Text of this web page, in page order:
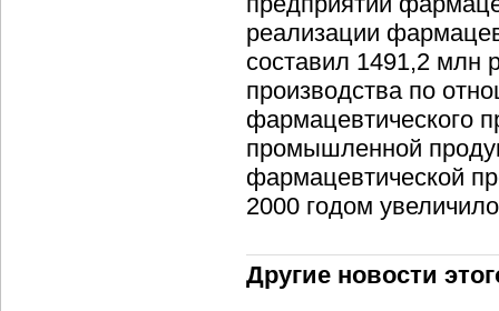
реализации
составил 1491,2 млн
производства по
фармацевтического
промышленной
фармацевтической
2000 годом
Другие новости